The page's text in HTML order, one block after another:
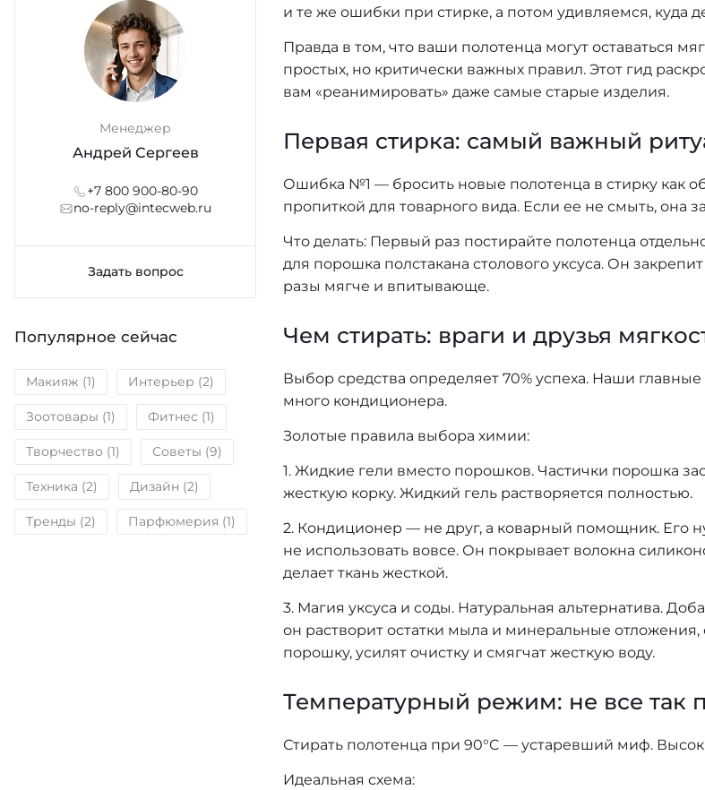
и те же ошибки при стирке, а потом удивляемся, куда
Правда в том, что ваши полотенца могут оставаться
простых, но критически важных правил. Этот гид
вам «реанимировать» даже самые старые изделия.
Первая стирка: самый важный
Ошибка №1 — бросить новые полотенца в стирку как
пропиткой для товарного вида. Если ее не смыть, она
Что делать: Первый раз постирайте полотенца
для порошка полстакана столового уксуса. Он
разы мягче и впитывающе.
Чем стирать: враги и друзья
Выбор средства определяет 70% успеха. Наши
много кондиционера.
Золотые правила выбора химии:
1. Жидкие гели вместо порошков. Частички порошка
жесткую корку. Жидкий гель растворяется полностью.
2. Кондиционер — не друг, а коварный помощник. Его
не использовать вовсе. Он покрывает волокна
делает ткань жесткой.
3. Магия уксуса и соды. Натуральная альтернатива.
он растворит остатки мыла и минеральные
порошку, усилят очистку и смягчат жесткую воду.
Температурный режим: не все так
Стирать полотенца при 90°C — устаревший миф.
Идеальная схема:
Менеджер
Андрей Сергеев
+7 800 900-80-90
no-reply@intecweb.ru
Задать вопрос
Популярное сейчас
Макияж (1) Интерьер (2)
Зоотовары (1) Фитнес (1)
Творчество (1) Советы (9)
Техника (2) Дизайн (2)
Тренды (2) Парфюмерия (1)